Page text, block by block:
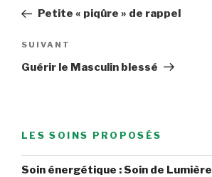
l’article
précédent
Petite « piqûre » de rappel
Article
suivant
SUIVANT
Guérir le Masculin blessé
LES SOINS PROPOSÉS
Soin énergétique : Soin de Lumière